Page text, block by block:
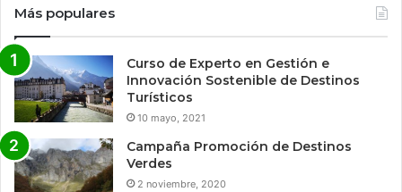
Más populares
Curso de Experto en Gestión e
Innovación Sostenible de Destinos
Turísticos
10 mayo, 2021
Campaña Promoción de Destinos
Verdes
2 noviembre, 2020